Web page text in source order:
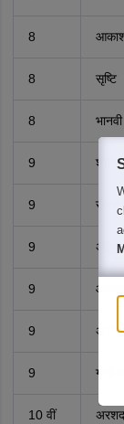
8
8 सृष्टि
8 भानवी
9 शोभित
9 रोशन
9 अंकुश
9
9
9 गार्गी
10 वीं